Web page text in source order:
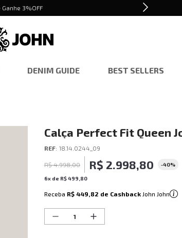
Ganhe 3%OFF
DENIM GUIDE BEST SELLERS
Calça Perfect Fit Queen
REF: 18.14.0244_09
R$ 4.998,00 R$ 2.998,80 -40%
6x de R$499 80
Receba R$ 449,82 de Cashback John John